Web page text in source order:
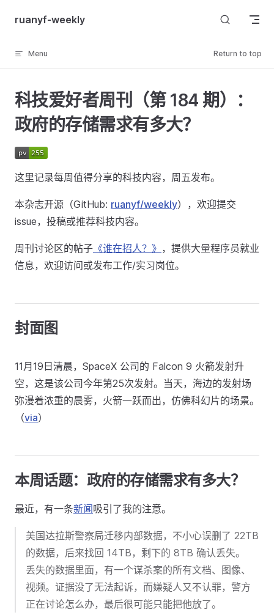
Skip to content
ruanyf-weekly
Menu Return to top
科技爱好者周刊（第 184 期）：
政府的存储需求有多大？
这里记录每周值得分享的科技内容，周五发布。
本杂志开源（GitHub: ruanyf/weekly），欢迎提交
issue，投稿或推荐科技内容。
周刊讨论区的帖子 《谁在招人？》 ，提供大量程序员就业
信息，欢迎访问或发布工作/实习岗位。
封面图
11月19日清晨，SpaceX 公司的 Falcon 9 火箭发射升
空，这是该公司今年第25次发射。当天，海边的发射场
弥漫着浓重的晨雾，火箭一跃而出，仿佛科幻片的场景。
（via）
本周话题：政府的存储需求有多大？
最近，有一条新闻吸引了我的注意。
美国达拉斯警察局迁移内部数据，不小心误删了 22TB
的数据，后来找回 14TB，剩下的 8TB 确认丢失。
丢失的数据里面，有一个谋杀案的所有文档、图像、
视频。证据没了无法起诉，而嫌疑人又不认罪，警方
正在讨论怎么办，最后很可能只能把他放了。